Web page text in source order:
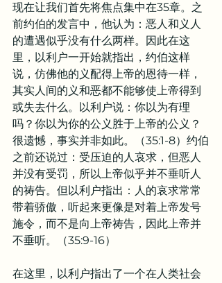
现在让我们首先将焦点集中在35章。之
前约伯的发言中，他认为：恶人和义人
的遭遇似乎没有什么两样。因此在这
里，以利户一开始就指出，约伯这样
说，仿佛他的义配得上帝的恩待一样，
其实人间的义和恶都不能够使上帝得到
或失去什么。以利户说：你以为有理
吗？你以为你的公义胜于上帝的公义？
很遗憾，事实并非如此。（35:1-8）约伯
之前还说过：受压迫的人哀求，但恶人
并没有受罚，所以上帝似乎并不垂听人
的祷告。但以利户指出：人的哀求常常
带着骄傲，听起来更像是对着上帝发号
施令，而不是向上帝祷告，因此上帝并
不垂听。（35:9-16）
在这里，以利户指出了一个在人类社会